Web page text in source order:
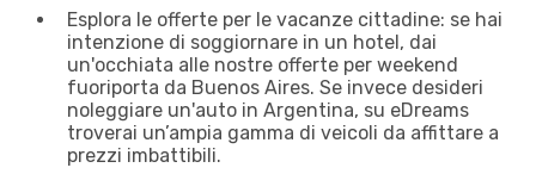
Esplora le offerte per le vacanze cittadine: se hai
intenzione di soggiornare in un hotel, dai
un'occhiata alle nostre offerte per weekend
fuoriporta da Buenos Aires. Se invece desideri
noleggiare un'auto in Argentina, su eDreams
troverai un’ampia gamma di veicoli da affittare a
prezzi imbattibili.